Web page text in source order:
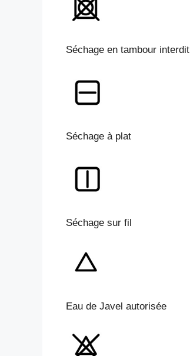
Séchage en tambour interdit
Séchage à plat
Séchage sur fil
Eau de Javel autorisée